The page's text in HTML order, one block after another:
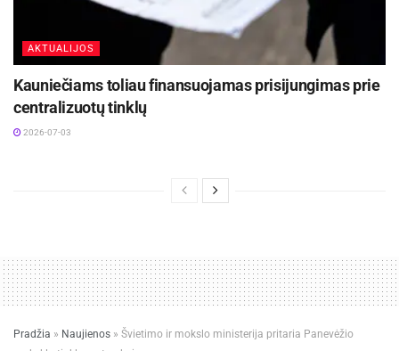
AKTUALIJOS
Kauniečiams toliau finansuojamas prisijungimas prie
centralizuotų tinklų
2026-07-03
Pradžia » Naujienos » Švietimo ir mokslo ministerija pritaria Panevėžio